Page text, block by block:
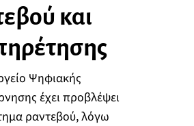
και
Ψηφιακής
έχει προβλέψει
ραντεβού, λόγω